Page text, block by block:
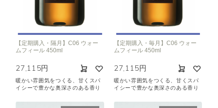
【定期購入・隔月】C06 ウォー
ムフィール 450ml
27,115円
暖かい雰囲気をつくる、甘くスパ
イシーで豊かな奥深さのある香り
【定期購入・毎月】C06 ウォー
ムフィール 450ml
27,115円
暖かい雰囲気をつくる、甘くスパ
イシーで豊かな奥深さのある香り